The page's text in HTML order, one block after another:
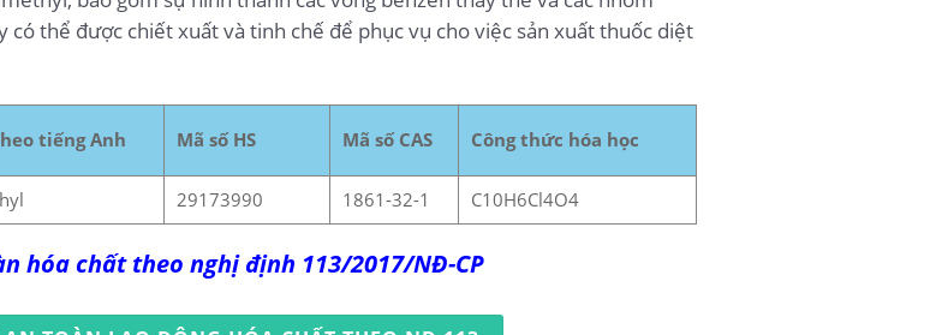
thể được chiết xuất và tinh chế để phục vụ cho việc sản xuất thuốc diệt
tiếng Anh Mã số HS Mã số CAS Công thức hóa học
29173990 1861-32-1 C10H6Cl4O4
hóa chất theo nghị định 113/2017/NĐ-CP